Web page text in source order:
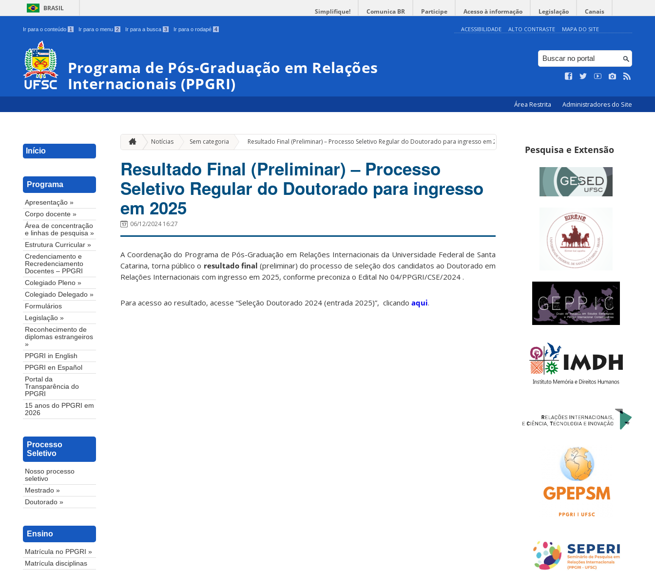
BRASIL Simplifique! Comunica BR Participe Acesso à informação Legislação Canais
Ir para o conteúdo 1 Ir para o menu 2 Ir para a busca 3 Ir para o rodapé 4 ACESSIBILIDADE ALTO CONTRASTE MAPA DO SITE
Programa de Pós-Graduação em Relações
Internacionais (PPGRI)
Área Restrita Administradores do Site
Início
Programa
Apresentação »
Corpo docente »
Área de concentração
e linhas de pesquisa »
Estrutura Curricular »
Credenciamento e
Recredenciamento
Docentes – PPGRI
Colegiado Pleno »
Colegiado Delegado »
Formulários
Legislação »
Reconhecimento de
diplomas estrangeiros
»
PPGRI in English
PPGRI en Español
Portal da
Transparência do
PPGRI
15 anos do PPGRI em
2026
Processo
Seletivo
Nosso processo
seletivo
Mestrado »
Doutorado »
Ensino
Matrícula no PPGRI »
Matrícula disciplinas
Notícias Sem categoria » Resultado Final (Preliminar) – Processo Seletivo Regular do Doutorado para ingresso em 2025
Resultado Final (Preliminar) – Processo
Seletivo Regular do Doutorado para ingresso
em 2025
06/12/2024 16:27
A Coordenação do Programa de Pós-Graduação em Relações Internacionais da Universidade Federal de Santa
Catarina, torna público o resultado final (preliminar) do processo de seleção dos candidatos ao Doutorado em
Relações Internacionais com ingresso em 2025, conforme preconiza o Edital No 04/PPGRI/CSE/2024 .
Para acesso ao resultado, acesse “Seleção Doutorado 2024 (entrada 2025)”, clicando aqui.
Pesquisa e Extensão